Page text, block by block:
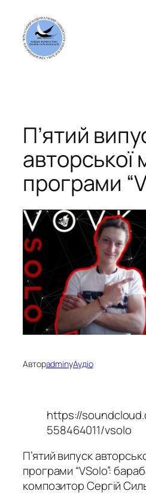
вмісту
П’ятий
авторської
програми
АвторadminуАудіо
https://
558464011/vsolo
П’ятий випуск
програми “VSolo”:
композитор Сергій